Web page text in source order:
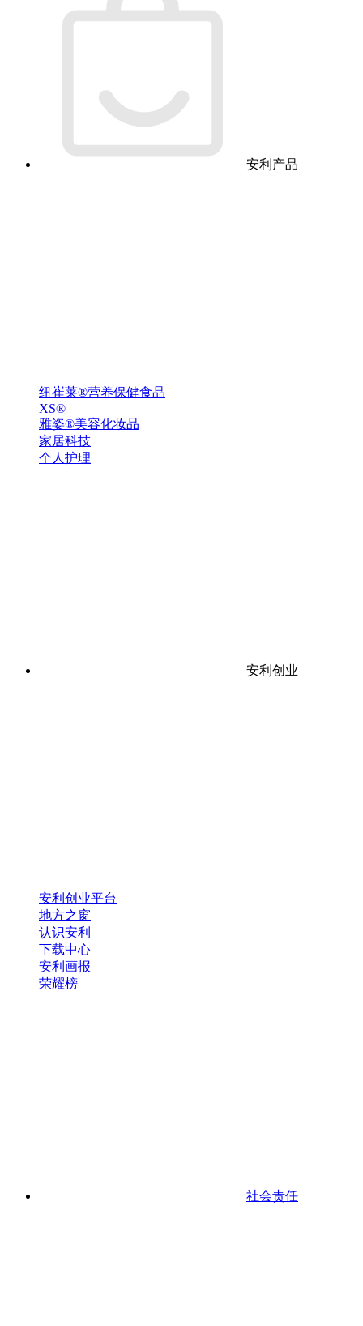
安利产品
纽崔莱®营养保健食品
XS®
雅姿®美容化妆品
家居科技
个人护理
安利创业
安利创业平台
地方之窗
认识安利
下载中心
安利画报
荣耀榜
社会责任